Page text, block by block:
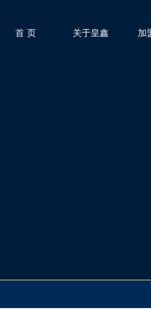
首 页 关于皇鑫 加